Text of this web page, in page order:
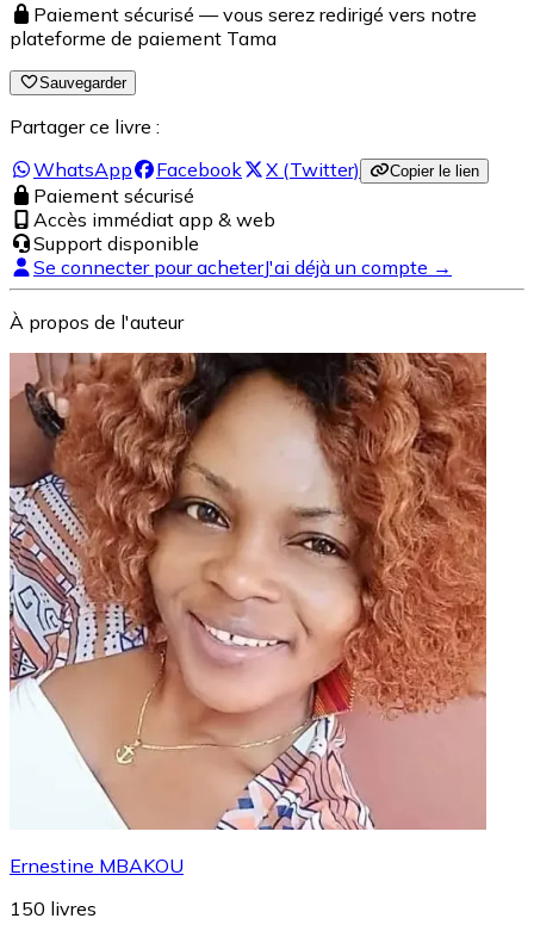
Paiement sécurisé — vous serez redirigé vers notre
plateforme de paiement Tama
Sauvegarder
Partager ce livre :
WhatsApp
Facebook X (Twitter) Copier le lien
Paiement sécurisé
Accès immédiat app & web
Support disponible
Se connecter pour acheterJ'ai déjà un compte →
À propos de l'auteur
Ernestine MBAKOU
150 livres